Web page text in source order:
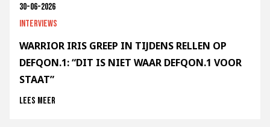
30-06-2026
Interviews
WARRIOR IRIS GREEP IN TIJDENS RELLEN OP
DEFQON.1: “DIT IS NIET WAAR DEFQON.1 VOOR
STAAT”
Lees meer